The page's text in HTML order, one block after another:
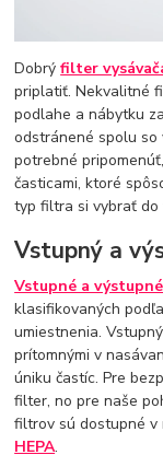
Dobrýfilter
priplatiť. Nekvalitné
podlahe a nábytku
odstránené spolu so
potrebné
časticami, ktoré
typ filtra si vybrať do
Vstupný a
Vstupné a
klasifikovaných
umiestnenia.
prítomnými v
úniku častíc. Pre
filter, no pre naše
filtrov sú dostupné v
HEPA.